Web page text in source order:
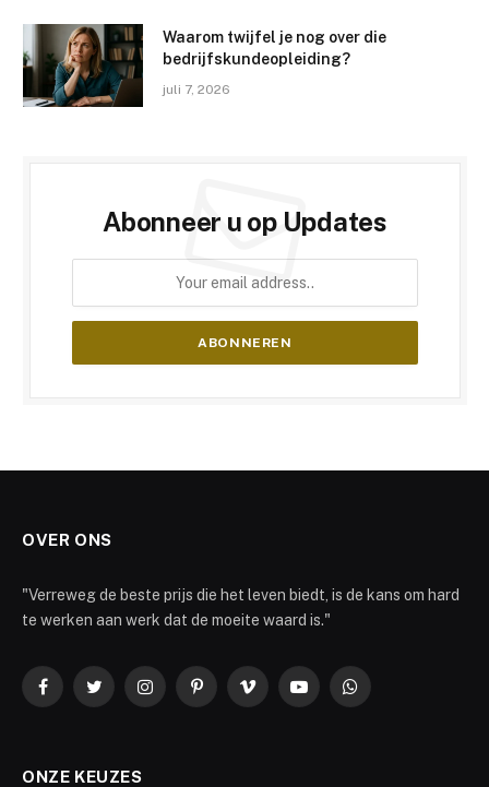
Waarom twijfel je nog over die
bedrijfskundeopleiding?
juli 7, 2026
Abonneer u op Updates
OVER ONS
"Verreweg de beste prijs die het leven biedt, is de kans om hard
te werken aan werk dat de moeite waard is."
FacebookTwitterInstagramPinterestVimeo YouTubeWhatsApp
ONZE KEUZES